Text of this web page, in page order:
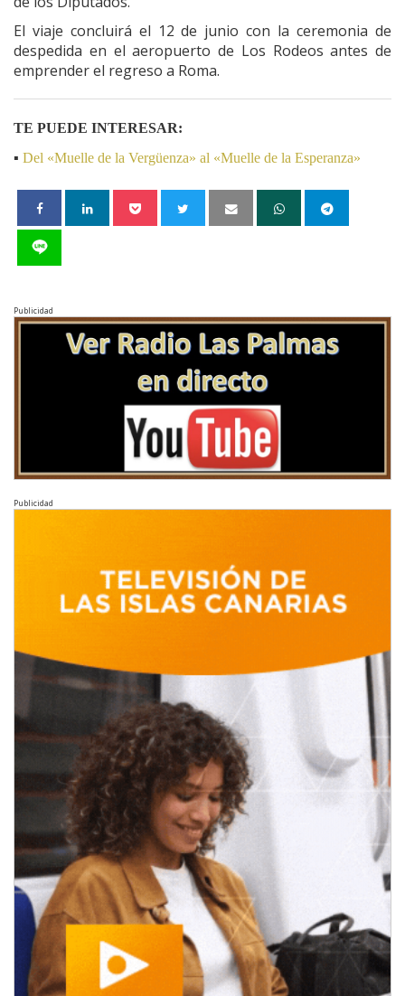
El viaje concluirá el 12 de junio con la ceremonia de
despedida en el aeropuerto de Los Rodeos antes de
emprender el regreso a Roma.
TE PUEDE INTERESAR:
▪️ Del «Muelle de la Vergüenza» al «Muelle de la Esperanza»
Publicidad
Publicidad